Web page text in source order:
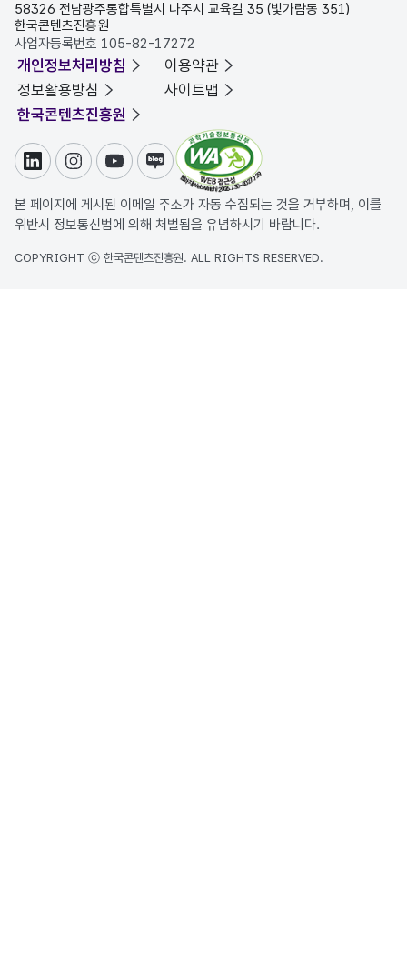
58326 전남광주통합특별시 나주시 교육길 35 (빛가람동 351)
한국콘텐츠진흥원
사업자등록번호 105-82-17272
개인정보처리방침
이용약관
정보활용방침
사이트맵
한국콘텐츠진흥원
링크드인인스타그램
유튜브블로그
본 페이지에 게시된 이메일 주소가 자동 수집되는 것을 거부하며, 이를
위반시 정보통신법에 의해 처벌됨을 유념하시기 바랍니다.
COPYRIGHT ⓒ 한국콘텐츠진흥원. ALL RIGHTS RESERVED.